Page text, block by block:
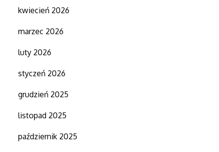
kwiecień 2026
marzec 2026
luty 2026
styczeń 2026
grudzień 2025
listopad 2025
październik 2025